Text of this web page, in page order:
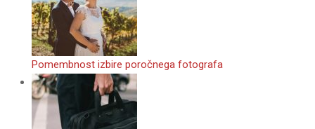
Pomembnost izbire poročnega fotografa